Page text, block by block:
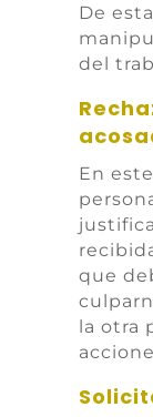
De
del
En
que
la otra